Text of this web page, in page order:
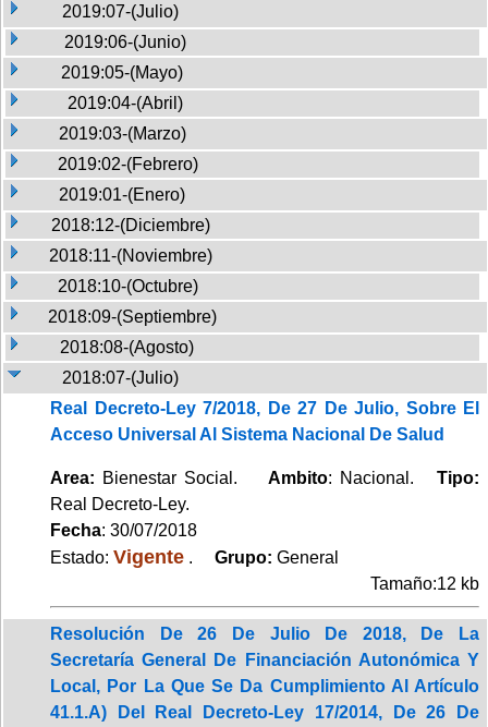
2019:07-(Julio)
2019:06-(Junio)
2019:05-(Mayo)
2019:04-(Abril)
2019:03-(Marzo)
2019:02-(Febrero)
2019:01-(Enero)
2018:12-(Diciembre)
2018:11-(Noviembre)
2018:10-(Octubre)
2018:09-(Septiembre)
2018:08-(Agosto)
2018:07-(Julio)
Real Decreto-Ley 7/2018, De 27 De Julio, Sobre El
Acceso Universal Al Sistema Nacional De Salud
Area: Bienestar Social. Ambito: Nacional. Tipo:
Real Decreto-Ley.
Fecha: 30/07/2018
Estado: Vigente . Grupo: General
Tamaño:12 kb
Resolución De 26 De Julio De 2018, De La
Secretaría General De Financiación Autonómica Y
Local, Por La Que Se Da Cumplimiento Al Artículo
41.1.A) Del Real Decreto-Ley 17/2014, De 26 De